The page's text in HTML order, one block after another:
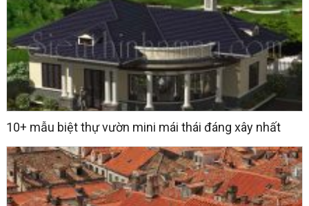
10+ mẫu biệt thự vườn mini mái thái đáng xây nhất